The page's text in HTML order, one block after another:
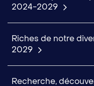
2024-2029
Riches de notre
2029
Recherche,